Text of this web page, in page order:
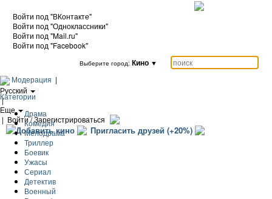
Войти под "ВКонтакте"
Войти под "Одноклассники"
Войти под "Mail.ru"
Войти под "Facebook"
Выберите город: Кино ▼
Модерация |
Русский
|
Еще
| Войти / Зарегистрироваться
Добавить кино Пригласить друзей (+20%)
Категории
Драма
Комедия
Мелодрама
Триллер
Боевик
Ужасы
Сериал
Детектив
Военный